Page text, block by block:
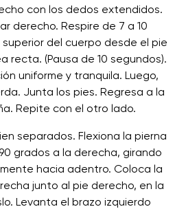
con los dedos extendidos.
derecho. Respire de 7 a 10
del cuerpo desde el pie
recta. (Pausa de 10 segundos).
uniforme y tranquila. Luego,
Junta los pies. Regresa a la
Repite con el otro lado.
separados. Flexiona la pierna
grados a la derecha, girando
hacia adentro. Coloca la
junto al pie derecho, en la
Levanta el brazo izquierdo